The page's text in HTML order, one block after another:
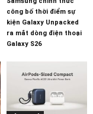
công bố thời điểm sự
kiện Galaxy Unpacked
ra mắt dòng điện thoại
Galaxy S26